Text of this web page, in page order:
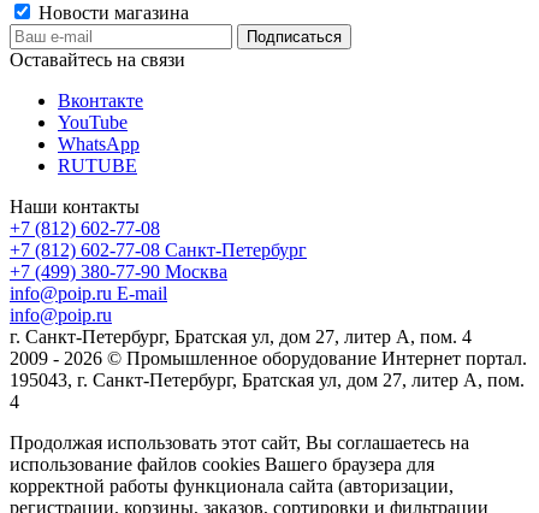
Новости магазина
Оставайтесь на связи
Вконтакте
YouTube
WhatsApp
RUTUBE
Наши контакты
+7 (812) 602-77-08
+7 (812) 602-77-08 Санкт-Петербург
+7 (499) 380-77-90 Москва
info@poip.ru E-mail
info@poip.ru
г. Санкт-Петербург, Братская ул, дом 27, литер А, пом. 4
2009 - 2026 © Промышленное оборудование Интернет портал.
195043, г. Санкт-Петербург, Братская ул, дом 27, литер А, пом.
4
Продолжая использовать этот сайт, Вы соглашаетесь на
использование файлов cookies Вашего браузера для
корректной работы функционала сайта (авторизации,
регистрации, корзины, заказов, сортировки и фильтрации